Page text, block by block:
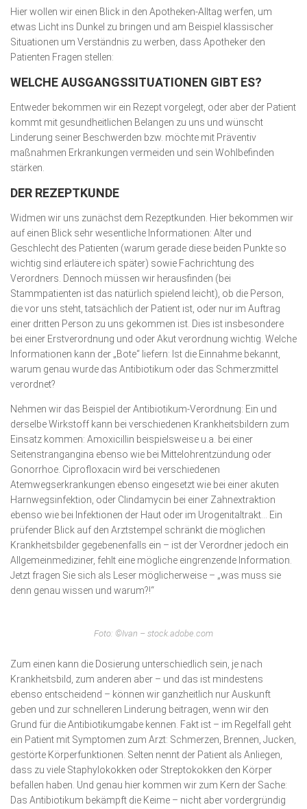
Sehen
Innovationen
Kampf gegen Krebs
Hören
Lebensart
Hier wollen wir einen Blick in den Apotheken-Alltag werfen, um
etwas Licht ins Dunkel zu bringen und am Beispiel klassischer
Situationen um Verständnis zu werben, dass Apotheker den
Patienten Fragen stellen:
WELCHE AUSGANGSSITUATIONEN GIBT ES?
Entweder bekommen wir ein Rezept vorgelegt, oder aber der Patient
kommt mit gesundheitlichen Belangen zu uns und wünscht
Linderung seiner Beschwerden bzw. möchte mit Präventiv
maßnahmen Erkrankungen vermeiden und sein Wohlbefinden
stärken.
DER REZEPTKUNDE
Widmen wir uns zunächst dem Rezeptkunden. Hier bekommen wir
auf einen Blick sehr wesentliche Informationen: Alter und
Geschlecht des Patienten (warum gerade diese beiden Punkte so
wichtig sind erläutere ich später) sowie Fachrichtung des
Verordners. Dennoch müssen wir herausfinden (bei
Stammpatienten ist das natürlich spielend leicht), ob die Person,
die vor uns steht, tatsächlich der Patient ist, oder nur im Auftrag
einer dritten Person zu uns gekommen ist. Dies ist insbesondere
bei einer Erstverordnung und oder Akut verordnung wichtig. Welche
Informationen kann der „Bote“ liefern: Ist die Einnahme bekannt,
warum genau wurde das Antibiotikum oder das Schmerzmittel
verordnet?
Nehmen wir das Beispiel der Antibiotikum-Verordnung: Ein und
derselbe Wirkstoff kann bei verschiedenen Krankheitsbildern zum
Einsatz kommen: Amoxicillin beispielsweise u.a. bei einer
Seitenstrangangina ebenso wie bei Mittelohrentzündung oder
Gonorrhoe. Ciprofloxacin wird bei verschiedenen
Atemwegserkrankungen ebenso eingesetzt wie bei einer akuten
Harnwegsinfektion, oder Clindamycin bei einer Zahnextraktion
ebenso wie bei Infektionen der Haut oder im Urogenitaltrakt… Ein
prüfender Blick auf den Arztstempel schränkt die möglichen
Krankheitsbilder gegebenenfalls ein – ist der Verordner jedoch ein
Allgemeinmediziner, fehlt eine mögliche eingrenzende Information.
Jetzt fragen Sie sich als Leser möglicherweise – „was muss sie
denn genau wissen und warum?!“
Foto: ©Ivan – stock.adobe.com
Zum einen kann die Dosierung unterschiedlich sein, je nach
Krankheitsbild, zum anderen aber – und das ist mindestens
ebenso entscheidend – können wir ganzheitlich nur Auskunft
geben und zur schnelleren Linderung beitragen, wenn wir den
Grund für die Antibiotikumgabe kennen. Fakt ist – im Regelfall geht
ein Patient mit Symptomen zum Arzt: Schmerzen, Brennen, Jucken,
gestörte Körperfunktionen. Selten nennt der Patient als Anliegen,
dass zu viele Staphylokokken oder Streptokokken den Körper
befallen haben. Und genau hier kommen wir zum Kern der Sache:
Das Antibiotikum bekämpft die Keime – nicht aber vordergründig